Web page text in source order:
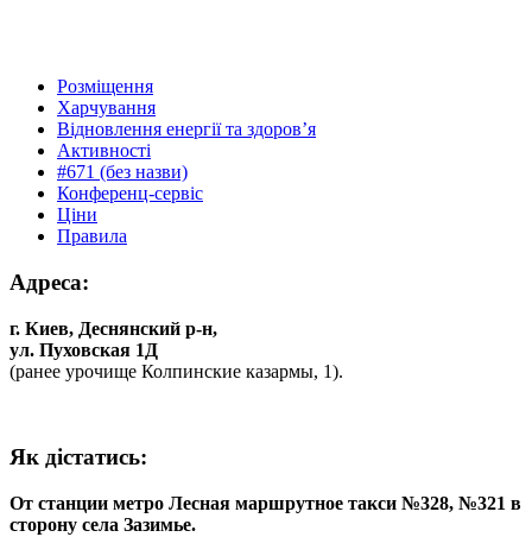
Розміщення
Харчування
Відновлення енергії та здоров’я
Активності
#671 (без назви)
Конференц-сервіс
Ціни
Правила
Адреса:
г. Киев, Деснянский р-н,
ул. Пуховская 1Д
(ранее урочище Колпинские казармы, 1).
Як дiстатись:
От станции метро Лесная маршрутное такси №328, №321 в
сторону села Зазимье.